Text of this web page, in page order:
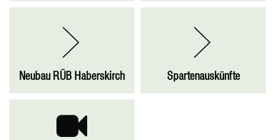
Neubau RÜB Haberskirch Spartenauskünfte